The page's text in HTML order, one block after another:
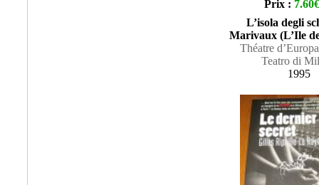
Prix : 7.60€
L’isola degli
Marivaux (L’Ile
Théatre
Teatro di
1995